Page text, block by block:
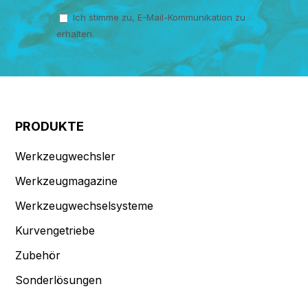
Ich stimme zu, E-Mail-Kommunikation zu
erhalten.
PRODUKTE
Werkzeugwechsler
Werkzeugmagazine
Werkzeugwechselsysteme
Kurvengetriebe
Zubehör
Sonderlösungen